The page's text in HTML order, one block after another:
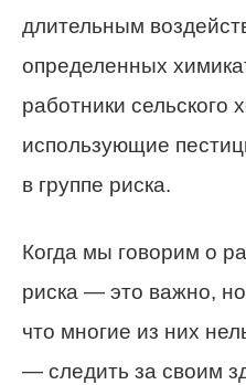
длительным
определенных
работники сельского
использующие
в группе риска.
Когда мы говорим о
риска — это важно,
что многие из них
— следить за своим